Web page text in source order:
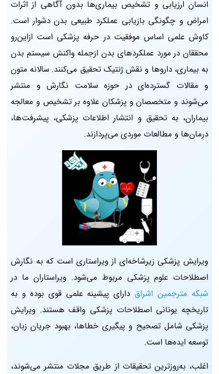
انسان ارزیابی و تشخیص بیماری‌ها بدون آگاهی از اثرات
امراض و چگونگی بازیابی عملکرد طبیعی بدن دشوار است.
کاوش علمی اساس موفقیت در حرفه پزشکی است ازاین‌رو
محققان در مورد عملکردهای بدن ازجمله واکنش سیستم بدن
به بیماری، داروها و نقش ژنتیک تحقیق می‌کنند. سالانه متون
و مقالات گسترده‌ای در حوزه سلامت نگارش و منتشر
می‌شوند و متخصصان و پزشکان علاوه بر تشخیص و معالجه
بیماران، به تحقیق و انتشار اطلاعات پزشکی، پیشرفت‌ها،
درمان‌ها و مطالعات موردی می‌پردازند.
ویرایش پزشکی زیرشاخه‌ای از ویراستاری است که به نگارش
اصطلاحات علوم پزشکی مربوط می‌شود. ویراستاران ما در
شبکه مترجمین اشراق دارای پیشینه علمی قوی بوده و به
تاریخچه یونانی اصطلاحات پزشکی واقف هستند. ویرایش
پزشکی شامل تصحیح و پیگیری خطاها، بهبود جریان زبان،
توسعه ایده‌ها است.
اغلب، به‌روزترین تحقیقات از طریق مجلات منتشر می‌شوند،